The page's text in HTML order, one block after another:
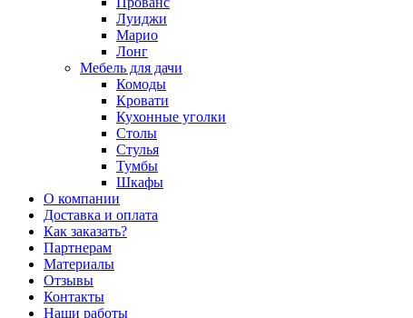
Луиджи
Марио
Лонг
Мебель для дачи
Комоды
Кровати
Кухонные уголки
Столы
Стулья
Тумбы
Шкафы
О компании
Доставка и оплата
Как заказать?
Партнерам
Материалы
Отзывы
Контакты
Наши работы